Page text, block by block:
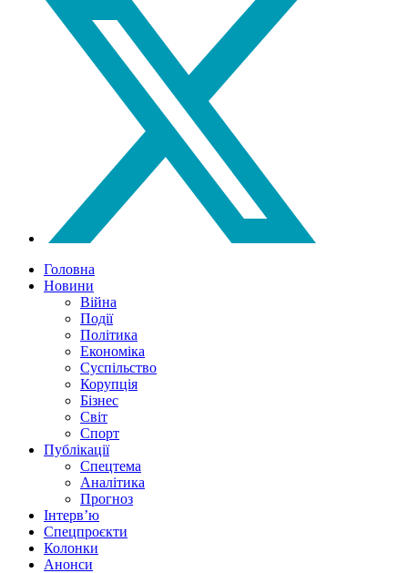
Головна
Новини
Війна
Події
Політика
Економіка
Суспільство
Корупція
Бізнес
Світ
Спорт
Публікації
Спецтема
Аналітика
Прогноз
Інтерв’ю
Спецпроєкти
Колонки
Анонси